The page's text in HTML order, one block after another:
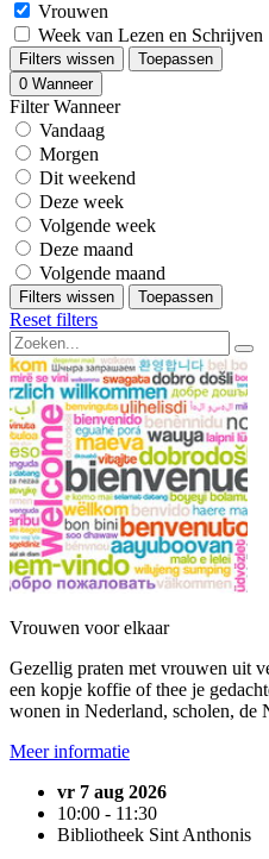
Vrouwen
Week van Lezen en Schrijven
Filters wissen
Toepassen
0 Wanneer
Filter Wanneer
Vandaag
Morgen
Dit weekend
Deze week
Volgende week
Deze maand
Volgende maand
Filters wissen Toepassen
Reset filters
Vrouwen voor elkaar
Gezellig praten met vrouwen uit
een kopje koffie of thee je
wonen in Nederland, scholen, de
Meer informatie
vr 7 aug 2026
10:00 - 11:30
Bibliotheek Sint Anthonis